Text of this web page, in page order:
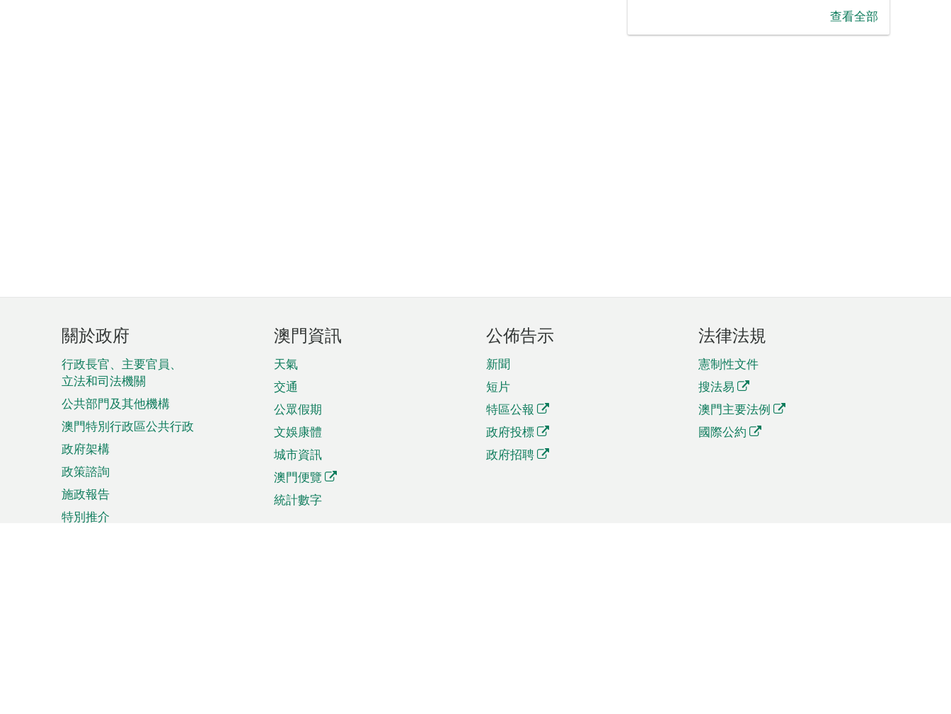
查看全部
頁
腳
菜
單
關於政府
行政長官、主要官員、
立法和司法機關
公共部門及其他機構
澳門特別行政區公共行政
政府架構
政策諮詢
施政報告
特別推介
澳門資訊
天氣
交通
公眾假期
文娛康體
城市資訊
澳門便覽
統計數字
公佈告示
新聞
短片
特區公報
政府投標
政府招聘
法律法規
憲制性文件
搜法易
澳門主要法例
國際公約